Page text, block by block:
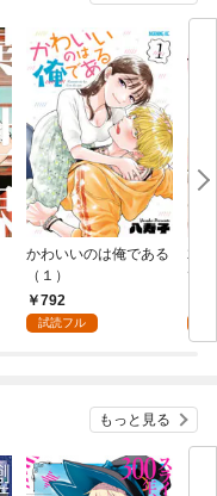
かわいいのは俺である
（１）
792
試読フル
君
て
もっと見る